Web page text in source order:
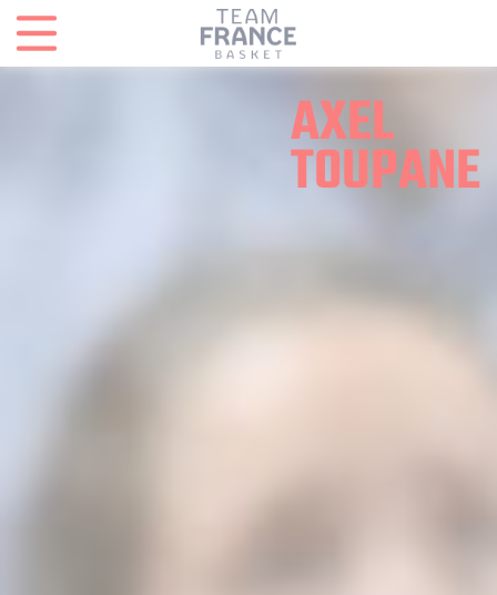
AXEL
TOUPANE
Panneau de gestion des cookies